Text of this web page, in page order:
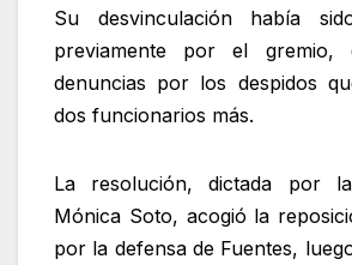
Su desvinculación había
previamente por el gremio,
denuncias por los despidos
dos funcionarios más.
La resolución, dictada por
Mónica Soto, acogió la
por la defensa de Fuentes,